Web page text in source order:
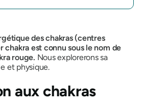
des chakras (centres
est connu sous le nom de
rouge. Nous explorerons sa
et physique.
aux chakras